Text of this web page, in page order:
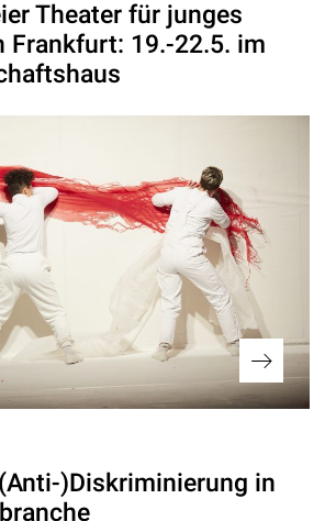
Theater für junges
Frankfurt: 19.-22.5. im
)Diskriminierung in